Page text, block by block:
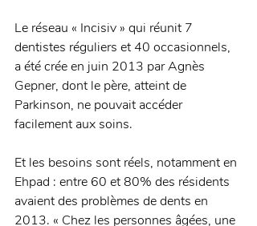
Le réseau « Incisiv » qui réunit 7
dentistes réguliers et 40 occasionnels,
a été crée en juin 2013 par Agnès
Gepner, dont le père, atteint de
Parkinson, ne pouvait accéder
facilement aux soins.
Et les besoins sont réels, notamment en
Ehpad : entre 60 et 80% des résidents
avaient des problèmes de dents en
2013. « Chez les personnes âgées, une